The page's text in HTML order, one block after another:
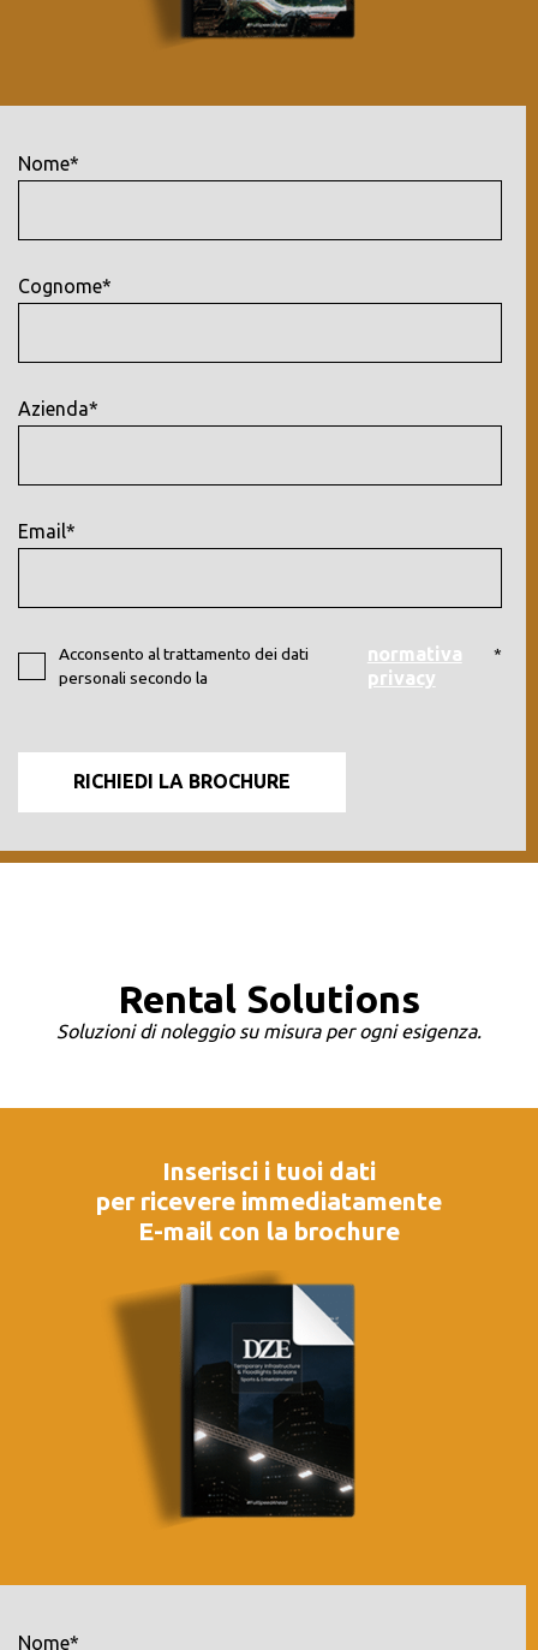
Nome*
Cognome*
Azienda*
Email*
Acconsento al trattamento dei dati
personali secondo la
normativa
privacy
*
Rental Solutions
Soluzioni di noleggio su misura per ogni esigenza.
Inserisci i tuoi dati
per ricevere immediatamente
E-mail con la brochure
Nome*